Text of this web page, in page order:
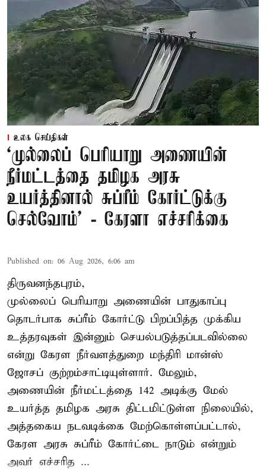
உலக செய்திகள்
‘முல்லைப் பெரியாறு அணையின்
நீர்மட்டத்தை தமிழக அரசு
உயர்த்தினால் சுப்ரீம் கோர்ட்டுக்கு
செல்வோம்' - கேரளா எச்சரிக்கை
Published on: 06 Aug 2026, 6:06 am
திருவனந்தபுரம்,
முல்லைப் பெரியாறு அணையின் பாதுகாப்பு
தொடர்பாக சுப்ரீம் கோர்ட்டு பிறப்பித்த முக்கிய
உத்தரவுகள் இன்னும் செயல்படுத்தப்படவில்லை
என்று கேரள நீர்வளத்துறை மந்திரி மான்ஸ்
ஜோசப் குற்றம்சாட்டியுள்ளார். மேலும்,
அணையின் நீர்மட்டத்தை 142 அடிக்கு மேல்
உயர்த்த தமிழக அரசு திட்டமிட்டுள்ள நிலையில்,
அத்தகைய நடவடிக்கை மேற்கொள்ளப்பட்டால்,
கேரள அரசு சுப்ரீம் கோர்ட்டை நாடும் என்றும்
அவர் எச்சரித ...